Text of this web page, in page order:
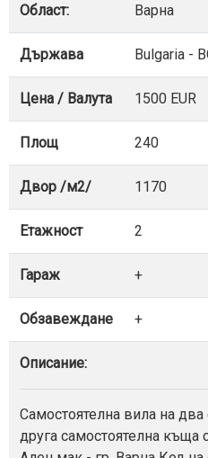
Област: Варна
Държава Bulgaria -
Цена / Валута 1500 EUR
Площ 240
Двор /м2/ 1170
Етажност 2
Гараж +
Обзавеждане +
Описание:
Самостоятелна вила на два
друга самостоятелна къща